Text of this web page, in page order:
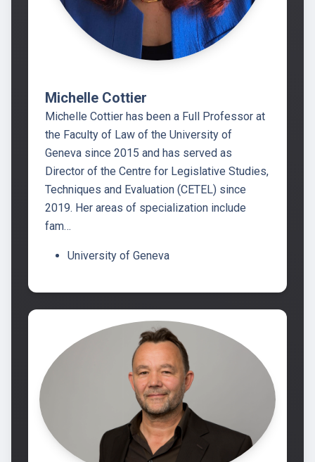
Michelle Cottier
Michelle Cottier has been a Full Professor at
the Faculty of Law of the University of
Geneva since 2015 and has served as
Director of the Centre for Legislative Studies,
Techniques and Evaluation (CETEL) since
2019. Her areas of specialization include
fam…
University of Geneva